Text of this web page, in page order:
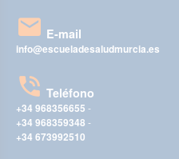
E-mail
info@escueladesaludmurcia.es
Teléfono
+34 968356655 -
+34 968359348 -
+34 673992510